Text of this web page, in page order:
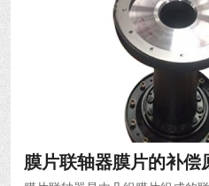
膜片联轴器膜片的补偿